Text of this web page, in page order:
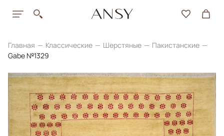
Главная Классические Шерстяные
Пакистанские
Gabe №1329